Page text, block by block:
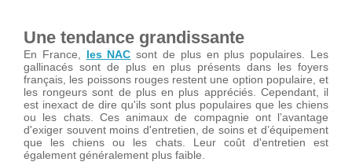
Une tendance grandissante
En France, les NAC sont de plus en plus populaires. Les
gallinacés sont de plus en plus présents dans les foyers
français, les poissons rouges restent une option populaire, et
les rongeurs sont de plus en plus appréciés. Cependant, il
est inexact de dire qu'ils sont plus populaires que les chiens
ou les chats. Ces animaux de compagnie ont l’avantage
d'exiger souvent moins d'entretien, de soins et d’équipement
que les chiens ou les chats. Leur coût d'entretien est
également généralement plus faible.